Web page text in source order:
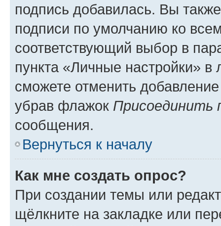
подпись добавилась. Вы
подписи по умолчанию ко
соответствующий выбор в
пункта «Личные настройки»
сможете отменить
убрав флажок Присоединить
сообщения.
Вернуться к началу
Как мне создать опрос?
При создании темы или
щёлкните на закладке или